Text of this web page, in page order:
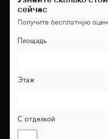
сейчас
Получите бесплатную
Площадь
Этаж
С отделкой